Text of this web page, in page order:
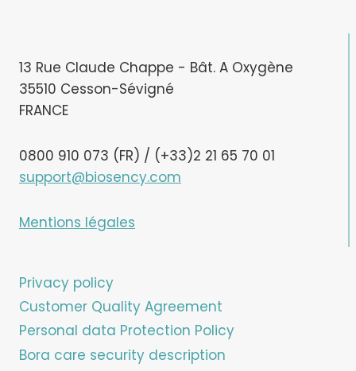
13 Rue Claude Chappe - Bât. A Oxygène
35510 Cesson-Sévigné
FRANCE
0800 910 073 (FR) / (+33)2 21 65 70 01
support@biosency.com
Mentions légales
Privacy policy
Customer Quality Agreement
Personal data Protection Policy
Bora care security description